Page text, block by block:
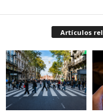
Artículos